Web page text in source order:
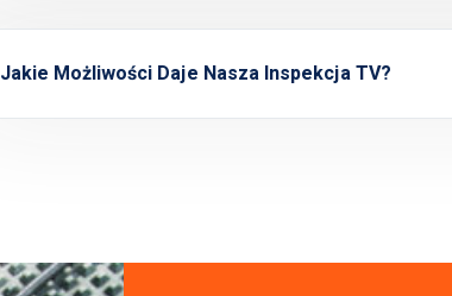
Jakie Możliwości Daje Nasza Inspekcja TV?